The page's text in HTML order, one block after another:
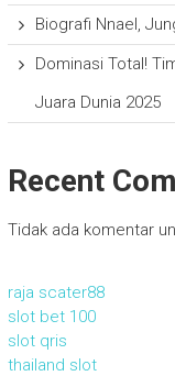
Biografi Nnael,
Dominasi Total!
Juara Dunia 2025
Recent
Tidak ada komentar
raja scater88
slot bet 100
slot qris
thailand slot